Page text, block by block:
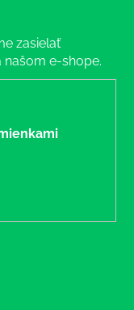
zasielať
e-shope.